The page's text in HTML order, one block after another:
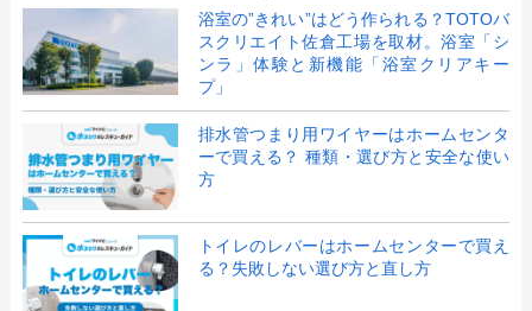
浴室の”きれい”はどう作られる？TOTOバ
スクリエイト佐倉工場を取材。浴室「シ
ンラ」体験と新機能「浴室クリアキー
プ」
排水管つまり用ワイヤーはホームセンタ
ーで買える？ 種類・選び方と安全な使い
方
トイレのレバーはホームセンターで買え
る？失敗しない選び方と直し方